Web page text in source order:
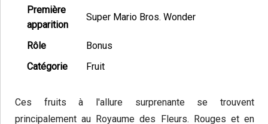
Première
apparition
Super Mario Bros. Wonder
Rôle
Bonus
Catégorie
Fruit
Ces fruits à l'allure surprenante se trouvent
principalement au Royaume des Fleurs. Rouges et en